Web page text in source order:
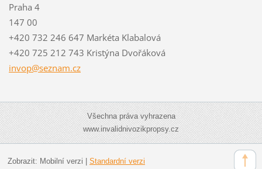
Praha 4
147 00
+420 732 246 647 Markéta Klabalová
+420 725 212 743 Kristýna Dvořáková
invop@seznam.cz
Všechna práva vyhrazena
www.invalidnivozikpropsy.cz
Zobrazit: Mobilní verzi Standardní verzi